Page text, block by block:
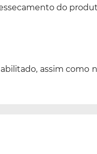
do
assim como